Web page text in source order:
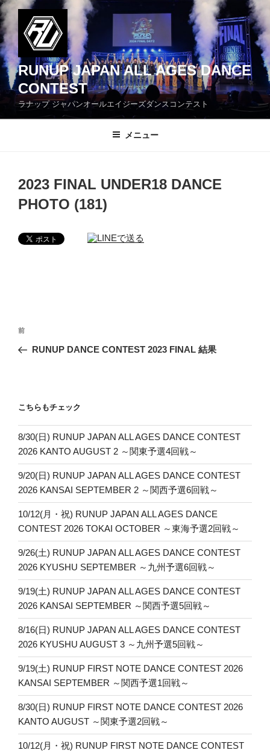
コ
ン
テ
ン
ツ
へ
ス
ッ
RUNUP JAPAN ALL AGES DANCE
CONTEST
ラナップ ジャパンオールエイジーズダンスコンテスト
メニュー
2023 FINAL UNDER18 DANCE
PHOTO (181)
投
ー
シ
ョ
前
の
前
RUNUP DANCE CONTEST 2023 FINAL 結果
こちらもチェック
8/30(日) RUNUP JAPAN ALL AGES DANCE CONTEST
2026 KANTO AUGUST 2 ～関東予選4回戦～
9/20(日) RUNUP JAPAN ALL AGES DANCE CONTEST
2026 KANSAI SEPTEMBER 2 ～関西予選6回戦～
10/12(月・祝) RUNUP JAPAN ALL AGES DANCE
CONTEST 2026 TOKAI OCTOBER ～東海予選2回戦～
9/26(土) RUNUP JAPAN ALL AGES DANCE CONTEST
2026 KYUSHU SEPTEMBER ～九州予選6回戦～
9/19(土) RUNUP JAPAN ALL AGES DANCE CONTEST
2026 KANSAI SEPTEMBER ～関西予選5回戦～
8/16(日) RUNUP JAPAN ALL AGES DANCE CONTEST
2026 KYUSHU AUGUST 3 ～九州予選5回戦～
9/19(土) RUNUP FIRST NOTE DANCE CONTEST 2026
KANSAI SEPTEMBER ～関西予選1回戦～
8/30(日) RUNUP FIRST NOTE DANCE CONTEST 2026
KANTO AUGUST ～関東予選2回戦～
10/12(月・祝) RUNUP FIRST NOTE DANCE CONTEST